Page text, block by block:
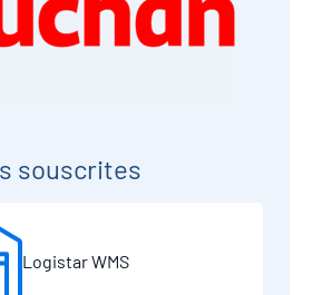
souscrites
Logistar WMS